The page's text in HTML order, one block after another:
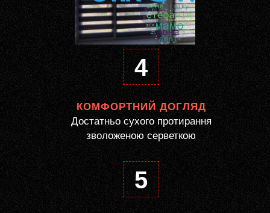
4
КОМФОРТНИЙ ДОГЛЯД
Достатньо сухого протирання
зволоженою серветкою
5